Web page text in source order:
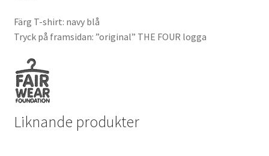
Färg T-shirt: navy blå
Tryck på framsidan: ”original” THE FOUR logga
Liknande produkter